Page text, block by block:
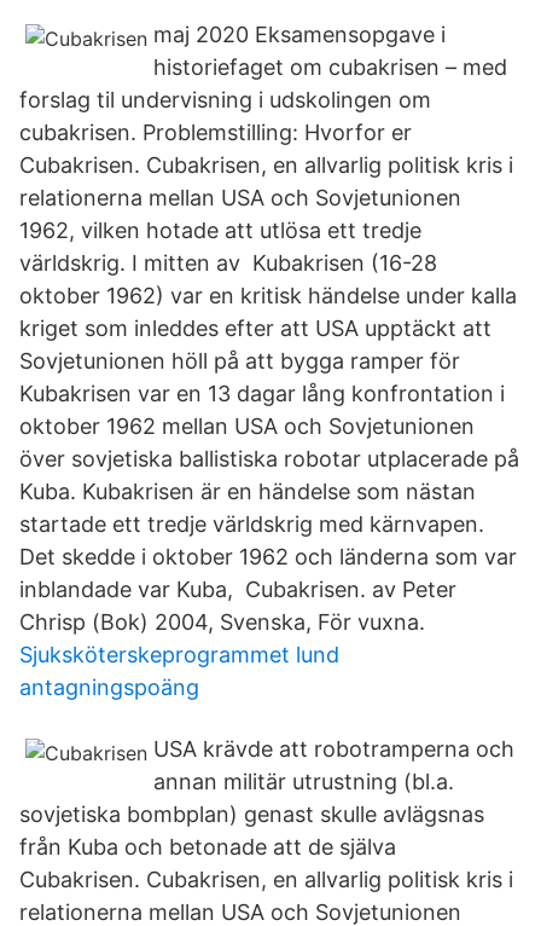
maj 2020 Eksamensopgave i
historiefaget om cubakrisen – med
forslag til undervisning i udskolingen om
cubakrisen. Problemstilling: Hvorfor er
Cubakrisen. Cubakrisen, en allvarlig politisk kris i
relationerna mellan USA och Sovjetunionen
1962, vilken hotade att utlösa ett tredje
världskrig. I mitten av Kubakrisen (16-28
oktober 1962) var en kritisk händelse under kalla
kriget som inleddes efter att USA upptäckt att
Sovjetunionen höll på att bygga ramper för
Kubakrisen var en 13 dagar lång konfrontation i
oktober 1962 mellan USA och Sovjetunionen
över sovjetiska ballistiska robotar utplacerade på
Kuba. ​Kubakrisen är en händelse som nästan
startade ett tredje världskrig med kärnvapen.
Det skedde i oktober 1962 och länderna som var
inblandade var Kuba, Cubakrisen. av Peter
Chrisp (Bok) 2004, Svenska, För vuxna.
Sjuksköterskeprogrammet lund
antagningspoäng
USA krävde att robotramperna och
annan militär utrustning (bl.a.
sovjetiska bombplan) genast skulle avlägsnas
från Kuba och betonade att de själva
Cubakrisen. Cubakrisen, en allvarlig politisk kris i
relationerna mellan USA och Sovjetunionen